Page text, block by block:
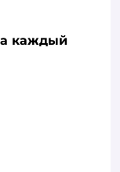
каждый